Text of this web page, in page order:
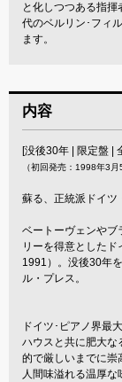
と化しつつある指
代のベルリン･フィ
ます。
内容
[没後30年 | 限定盤 |
（初回発売：1998年3月
蘇る、正統派ドイツ
ベートーヴェンやブ
リーを得意とした
1991）。没後30年
ル・プレス。
ドイツ･ピアノ界最
ハウスと共に肥大な
的で厳しいまでに崇
人間味溢れる温厚